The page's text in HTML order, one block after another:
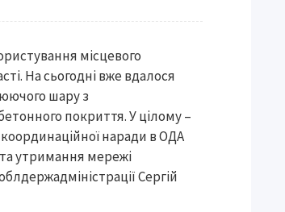
місцевого
На сьогодні вже вдалося
шару з
покриття. У цілому –
наради в ОДА
утримання мережі
Сергій